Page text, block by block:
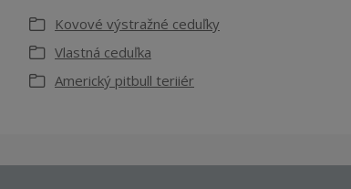
Kovové výstražné ceduľky
Vlastná ceduľka
Americký pitbull teriiér